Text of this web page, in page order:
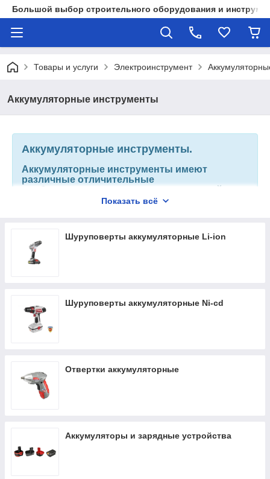
Большой выбор строительного оборудования и
Товары и услуги Электроинструмент
Аккумуляторные инструменты
Аккумуляторные инструменты.
Аккумуляторные инструменты имеют
различные отличительные
особенности: высокая мощность, малый вес
и удобность в обращении. Они предоставят
удивительной мобильностью. Приобретя
данный инструмент, вы никогда не
встретитесь с такой проблемой, как "возня с
Показать всё
Шуруповерты аккумуляторные Li-ion
Шуруповерты аккумуляторные Ni-cd
Отвертки аккумуляторные
Аккумуляторы и зарядные устройства